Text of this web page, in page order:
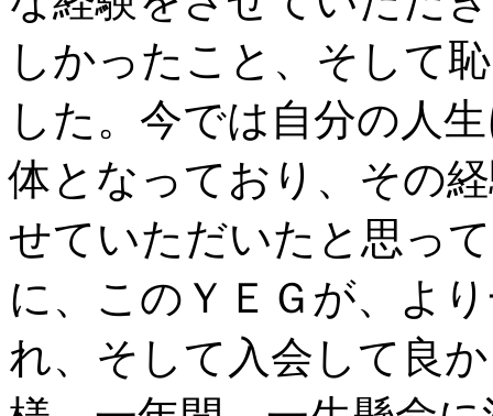
しかったこと、そして
した。今では自分の人
体となっており、その
せていただいたと思っ
に、このＹＥＧが、よ
れ、そして入会して良